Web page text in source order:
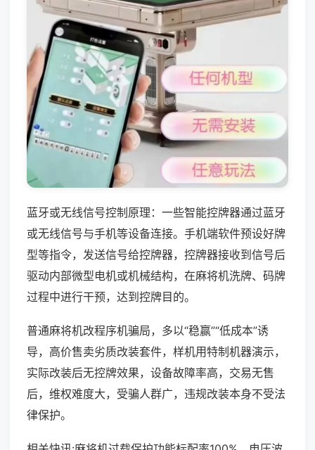
蓝牙或无线信号控制原理：一些智能控牌器通过蓝牙
或无线信号与手机等设备连接。手机端软件预设好牌
型等指令，发送信号给控牌器，控牌器接收到信号后
驱动内部微型电机或机械结构，在麻将机洗牌、码牌
过程中进行干预，达到控牌目的。
普通麻将机改程序机骗局，多以“稳赢”“低成本”诱
导，高价售卖劣质改装套件，样机用特制机器演示，
实际改装后无控牌效果，设备故障率高，交易无售
后，维权难度大，受骗人群广，违规改装本身不受法
律保护。